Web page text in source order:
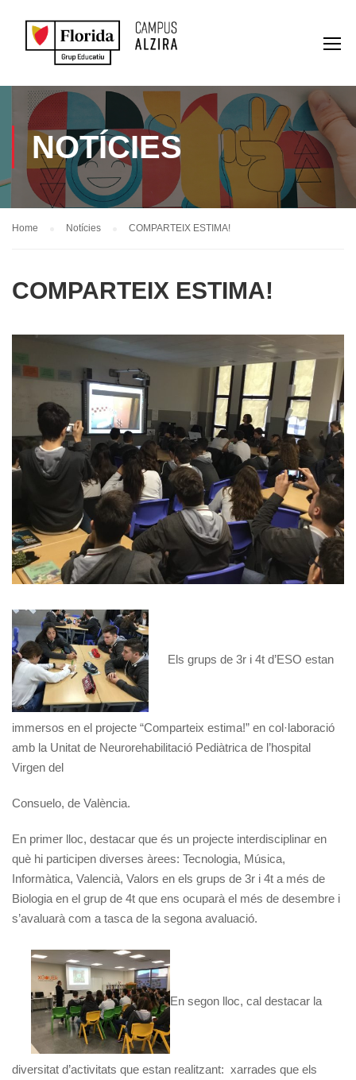
NOTÍCIES
Home Notícies COMPARTEIX ESTIMA!
COMPARTEIX ESTIMA!
Els grups de 3r i 4t d’ESO estan
immersos en el projecte “Comparteix estima!” en col·laboració
amb la Unitat de Neurorehabilitació Pediàtrica de l’hospital
Virgen del
Consuelo, de València.
En primer lloc, destacar que és un projecte interdisciplinar en
què hi participen diverses àrees: Tecnologia, Música,
Informàtica, Valencià, Valors en els grups de 3r i 4t a més de
Biologia en el grup de 4t que ens ocuparà el més de desembre i
s’avaluarà com a tasca de la segona avaluació.
En segon lloc, cal destacar la
diversitat d’activitats que estan realitzant: xarrades que els